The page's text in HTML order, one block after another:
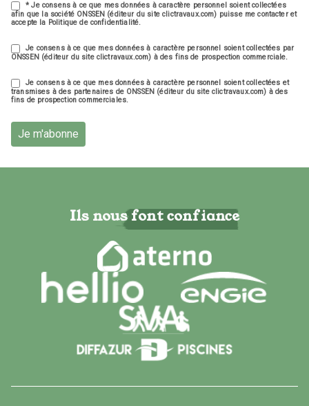
* Je consens à ce que mes données à caractère personnel soient collectées
afin que la société ONSSEN (éditeur du site clictravaux.com) puisse me contacter et
accepte la Politique de confidentialité.
Je consens à ce que mes données à caractère personnel soient collectées par
ONSSEN (éditeur du site clictravaux.com) à des fins de prospection commerciale.
Je consens à ce que mes données à caractère personnel soient collectées et
transmises à des partenaires de ONSSEN (éditeur du site clictravaux.com) à des
fins de prospection commerciales.
Je m'abonne
Ils nous font confiance